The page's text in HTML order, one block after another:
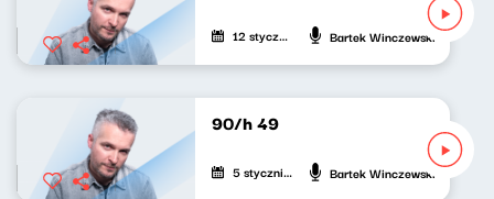
12 stycznia 2022 Bartek Winczewski
90/h 49
5 stycznia 2022 Bartek Winczewski